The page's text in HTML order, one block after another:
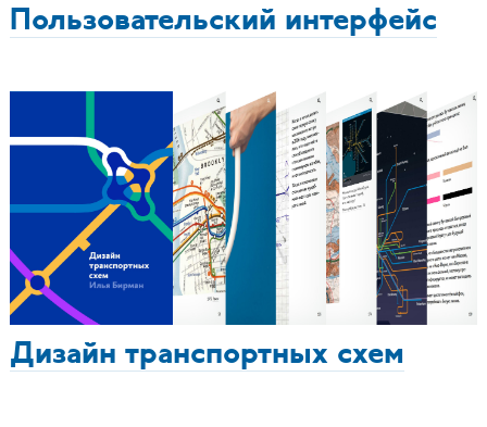
Пользовательский интерфейс
Дизайн транспортных схем